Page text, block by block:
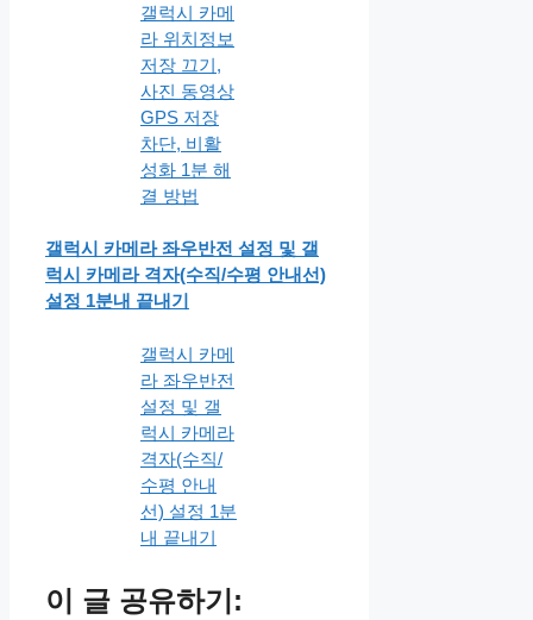
갤럭시 카메
라 위치정보
저장 끄기,
사진 동영상
GPS 저장
차단, 비활
성화 1분 해
결 방법
갤럭시 카메라 좌우반전 설정 및 갤
럭시 카메라 격자(수직/수평 안내선)
설정 1분내 끝내기
갤럭시 카메
라 좌우반전
설정 및 갤
럭시 카메라
격자(수직/
수평 안내
선) 설정 1분
내 끝내기
이 글 공유하기: